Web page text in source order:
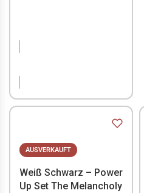
AUSVERKAUFT
Weiß Schwarz – Power
Up Set The Melancholy